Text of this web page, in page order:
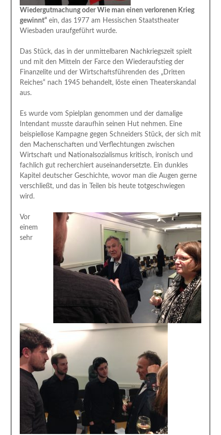
Wiedergutmachung oder Wie man einen verlorenen Krieg
gewinnt“ein, das 1977 am Hessischen Staatstheater
Wiesbaden uraufgeführt wurde.
Das Stück, das in der unmittelbaren Nachkriegszeit spielt
und mit den Mitteln der Farce den Wiederaufstieg der
Finanzelite und der Wirtschaftsführenden des „Dritten
Reiches“ nach 1945 behandelt, löste einen Theaterskandal
aus.
Es wurde vom Spielplan genommen und der damalige
Intendant musste daraufhin seinen Hut nehmen. Eine
beispiellose Kampagne gegen Schneiders Stück, der sich mit
den Machenschaften und Verflechtungen zwischen
Wirtschaft und Nationalsozialismus kritisch, ironisch und
fachlich gut recherchiert auseinandersetzte. Ein dunkles
Kapitel deutscher Geschichte, wovor man die Augen gerne
verschließt, und das in Teilen bis heute totgeschwiegen
wird.
Vor
einem
sehr